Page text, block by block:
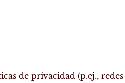
de privacidad (p.ej., redes